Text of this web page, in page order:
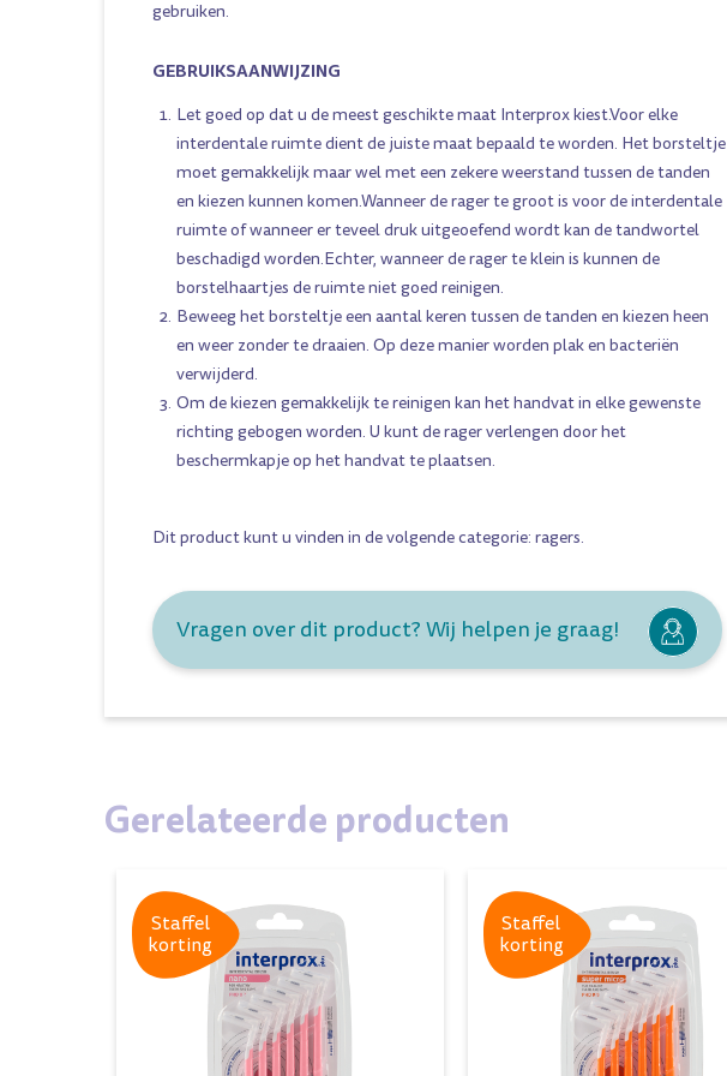
gebruiken.
GEBRUIKSAANWIJZING
Let goed op dat u de meest geschikte maat Interprox kiest.Voor elke
interdentale ruimte dient de juiste maat bepaald te worden. Het borsteltje
moet gemakkelijk maar wel met een zekere weerstand tussen de tanden
en kiezen kunnen komen.Wanneer de rager te groot is voor de interdentale
ruimte of wanneer er teveel druk uitgeoefend wordt kan de tandwortel
beschadigd worden.Echter, wanneer de rager te klein is kunnen de
borstelhaartjes de ruimte niet goed reinigen.
Beweeg het borsteltje een aantal keren tussen de tanden en kiezen heen
en weer zonder te draaien. Op deze manier worden plak en bacteriën
verwijderd.
Om de kiezen gemakkelijk te reinigen kan het handvat in elke gewenste
richting gebogen worden. U kunt de rager verlengen door het
beschermkapje op het handvat te plaatsen.
Dit product kunt u vinden in de volgende categorie: ragers.
Vragen over dit product? Wij helpen je graag!
Gerelateerde producten
Staffel
korting
Staffel
korting